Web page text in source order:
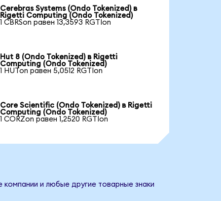
Cerebras Systems (Ondo Tokenized) в
Rigetti Computing (Ondo Tokenized)
1 CBRSon равен 13,3593 RGTIon
Hut 8 (Ondo Tokenized) в Rigetti
Computing (Ondo Tokenized)
1 HUTon равен 5,0512 RGTIon
Core Scientific (Ondo Tokenized) в Rigetti
Computing (Ondo Tokenized)
1 CORZon равен 1,2520 RGTIon
и любые другие товарные знаки